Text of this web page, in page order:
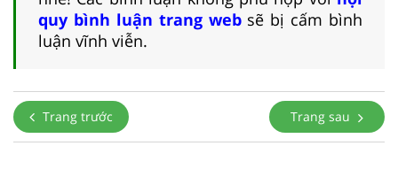
quy bình luận trang websẽ bị cấm bình
luận vĩnh viễn.
Trang trước Trang sau